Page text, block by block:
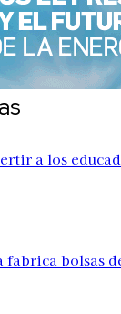
a los
bolsas